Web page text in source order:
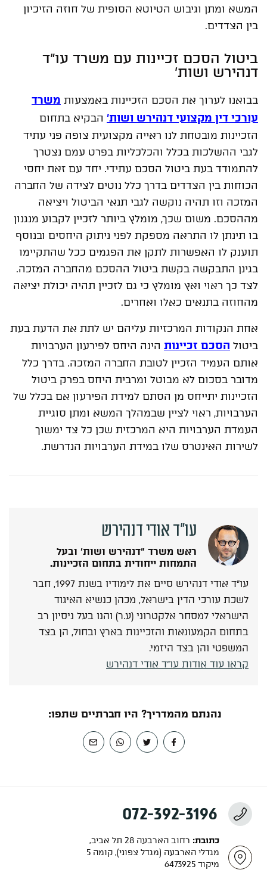
המשא ומתן וגיבוש הטיוטא הסופית של חוזה הזיכיון
בין הצדדים.
ביטול הסכם זכיינות עם משרד עו"ד
דנהירש ושות'
בבואנו לערוך את הסכם הזכיינות באמצעות משרד
עורכי דין מקצועי דנהירש ושות' הבקיא בתחום
הזכיינות מובטחת לנו ראייה מקצועית צופה פני עתיד
לגבי ההשלכות בכלל והכלכליות בפרט עמם נצטרך
להתמודד בעת ביטול הסכם עתידי. יחד עם זאת יחסי
הכוחות בין הצדדים בדרך כלל נוטים לצידה של החברה
המזכה וזו תהיה נוקשה לגבי תנאי הביטול ויציאה
מההסכם. משום שכך, מומלץ ביותר לזכיין לקבוע מנגנון
בו תינתן לו התראה מספקת לפני ניתוק היחסים ובנוסף
תוענק לו האפשרות לתקן את הפגמים ככל שהתקיימו
בגינן התבקשה בקשת ביטול ההסכם מהחברה המזכה.
לצד כך ראוי ואץ מומלץ כי גם לזכיין תהיה יכולת יציאה
מהחוזה בתנאים כאלו ואחרים.
אחת הנקודות המרכזיות עליהם יש לתת את הדעת בעת
ביטול הסכם זכיינות הינה היחס לפירעון הערבויות
אותם העמיד הזכיין לטובת החברה המזכה. בדרך כלל
מדובר בסכום לא מבוטל ומרבית היחס בפרק ביטול
הזכיינות יתייחס מן הסתם למידת הפירעון אם בכלל של
הערבויות, ראוי לציין שבמהלך המשא ומתן סוגיית
העמדת הערבויות היא המרכזית שכן כל צד ימשוך
לשירות האינטרס שלו במידת הערבויות הנדרשת.
עו"ד אודי דנהירש
ראש משרד "דנהירש ושות' ובעל
התמחות ייחודית בתחום הזכיינות.
עו"ד אודי דנהירש סיים את לימודיו בשנת 1997, חבר
לשכת עורכי הדין בישראל, מכהן כנשיא האיגוד
הישראלי למסחר אלקטרוני (ע.ר) והנו בעל ניסיון רב
בתחום הקמעונאות והזכיינות בארץ ובחול, הן בצד
המשפטי והן בצד היזמי.
קראו עוד אודות עו"ד אודי דנהירש
נהנתם מהמדריך? היו חברתיים שתפו:
כתובת: רחוב הארבעה 28 תל אביב,
מגדלי הארבעה (מגדל צפוני), קומה 5
מיקוד 6473925
072-392-3196